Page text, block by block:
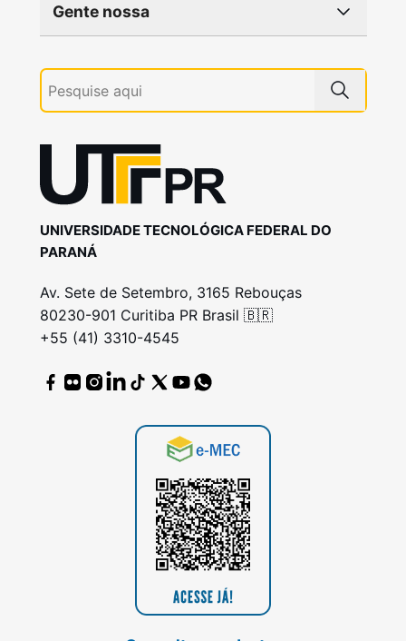
Gente nossa
UNIVERSIDADE TECNOLÓGICA FEDERAL DO
PARANÁ
Av. Sete de Setembro, 3165 Rebouças
80230-901 Curitiba PR Brasil 🇧🇷
+55 (41) 3310-4545